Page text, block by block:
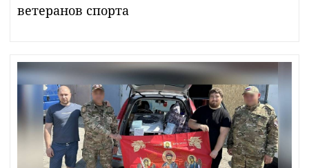
ветеранов спорта